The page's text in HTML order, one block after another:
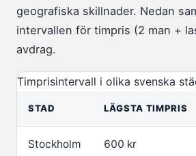
geografiska skillnader. Nedan
intervallen för timpris (2 man +
avdrag.
Timprisintervall i olika svenska
STAD LÄGSTA TIMPRIS
Stockholm 600 kr